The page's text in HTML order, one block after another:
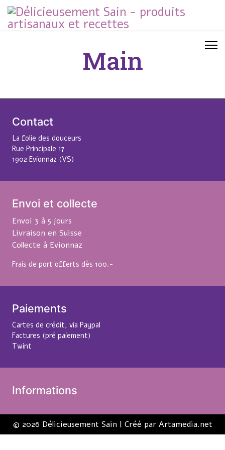
Main
Contact
La folie des douceurs
Rue Principale 17
1902 Evionnaz (VS)
Envoi et collecte
Envoi 3 à 5 jours
Livraison en Suisse
Collecte à Evionnaz
Frais de port offerts dès 100.-
Paiements
Cartes de crédit, via Paypal
Factures (pré paiement)
Twint
Informations
© 2026 Délicieusement Sain | Créé par Artamedia.net